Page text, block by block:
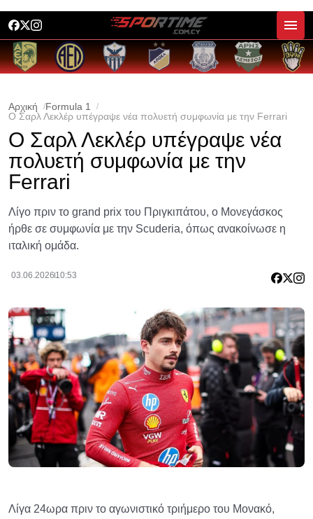
Αρχική
Formula 1
Ο Σαρλ Λεκλέρ υπέγραψε νέα πολυετή συμφωνία με την Ferrari
Ο Σαρλ Λεκλέρ υπέγραψε νέα
πολυετή συμφωνία με την
Ferrari
Λίγο πριν το grand prix του Πριγκιπάτου, ο Μονεγάσκος
ήρθε σε συμφωνία με την Scuderia, όπως ανακοίνωσε η
ιταλική ομάδα.
03.06.2026 10:53
Λίγα 24ωρα πριν το αγωνιστικό τριήμερο του Μονακό,